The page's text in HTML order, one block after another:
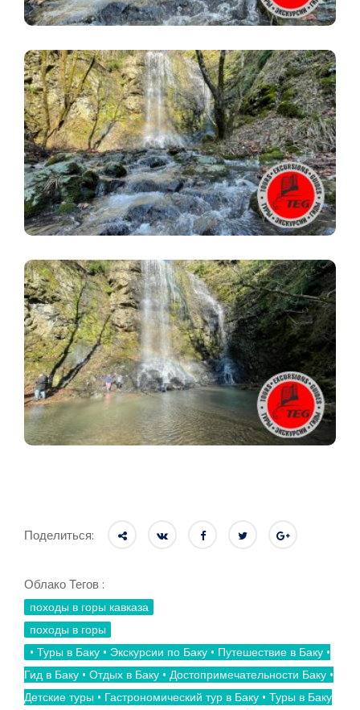
Поделиться:
Облако Тегов :
походы в горы кавказа
походы в горы
• Туры в Баку • Экскурсии по Баку • Путешествие в Баку •
Гид в Баку • Отдых в Баку • Достопримечательности Баку •
Детские туры • Гастрономический тур в Баку • Туры в Баку